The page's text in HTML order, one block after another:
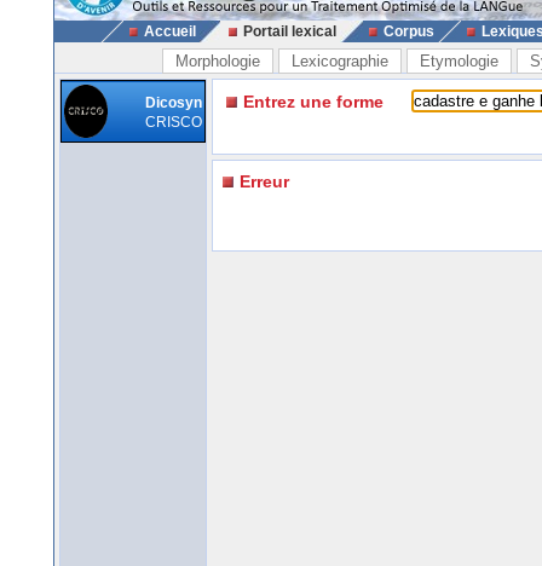
Accueil Portail lexical Corpus
Morphologie Lexicographie Etymologie
Dicosyn
CRISCO
Entrez une forme
Erreur